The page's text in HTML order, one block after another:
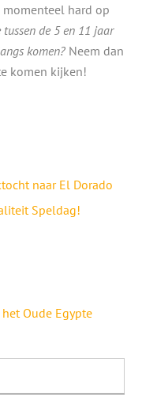
momenteel hard op
tussen de 5 en 11 jaar
komen? Neem dan
komen kijken!
naar El Dorado
Speldag!
Oude Egypte